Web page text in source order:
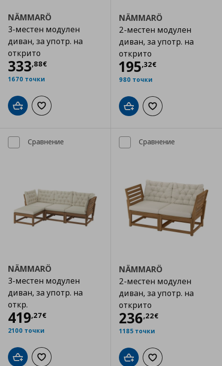
NÄMMARÖ
3-местен модулен
диван, за употр. на
открито
333,88€
Цена
1670 точки
Добави в кошницата
Добави към списъка с любими
NÄMMARÖ
2-местен модулен
диван, за употр. на
открито
195,32€
Цена
980 точки
Добави в кошницата
Добави към
Сравнение
NÄMMARÖ
3-местен модулен
диван, за употр. на
откр.
419,27€
Цена
2100 точки
Добави в кошницата
Добави към списъка с любими
Сравнение
NÄMMARÖ
2-местен модулен
диван, за употр. на
открито
236,22€
Цена
1185 точки
Добави в кошницата
Добави към